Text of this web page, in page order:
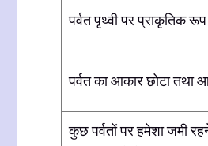
पर्वत पृथ्वी पर प्राकृतिक
पर्वत का आकार छोटा तथा
कुछ पर्वतों पर हमेशा जमी